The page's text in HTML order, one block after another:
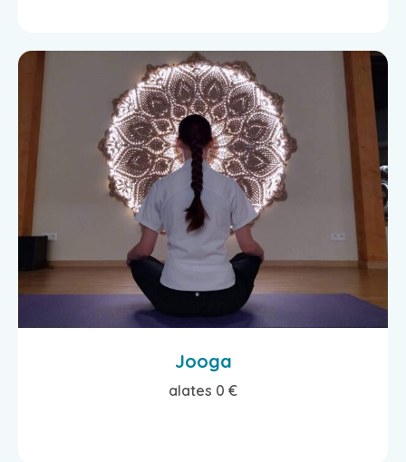
Jooga
alates 0 €